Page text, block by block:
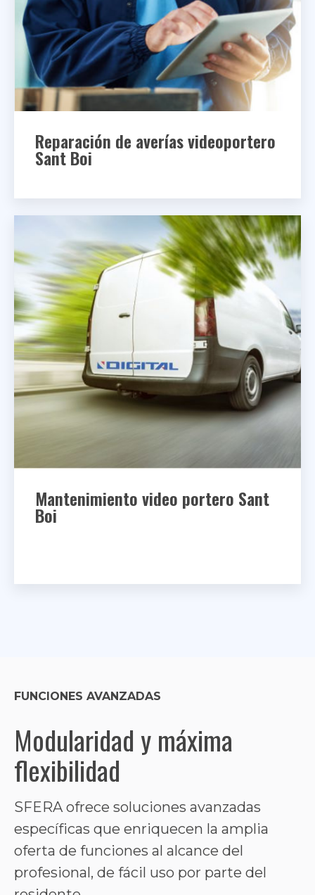
Reparación de averías videoportero
Sant Boi
Mantenimiento video portero Sant
Boi
FUNCIONES AVANZADAS
Modularidad y máxima
flexibilidad
SFERA ofrece soluciones avanzadas
específicas que enriquecen la amplia
oferta de funciones al alcance del
profesional, de fácil uso por parte del